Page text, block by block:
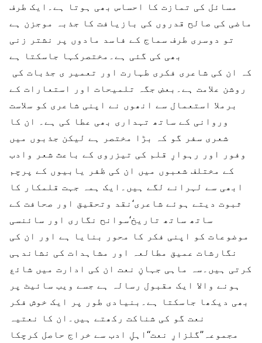
مسائل کی تمازت کا احساس بھی ہوتا ہے۔ایک طرف
ماضی کی صالح قدروں کی بازیافت کا جذبہ موجزن ہے
تو دوسری طرف سماج کے فاسد مادوں پر نشتر زنی
بھی کی گئی ہے۔مختصرکہا جاسکتا ہے
روشن علامت ہے۔بعض جگہ تلمیحات اور استعارات کے
برملا استعمال سے انھوں نے اپنی شاعری کو سلاست
وروانی کے ساتھ تہداری بھی عطا کی ہے۔ ان کا
شعری سفر گو کہ بڑا مختصر ہے لیکن جذبوں میں
وفور اور رہوارِ قلم کی تیزروی کے باعث شعر وادب
کے مختلف شعبوں میں ان کی ظفر یابیوں کے پرچم
ابھی سے لہرانے لگے ہیں۔ایک ہمہ جہت قلمکار کا
ثبوت دیتے ہوئے شاعری‘نقد وتحقیق اور صحافت کے
ساتھ ساتھ تاریخ‘سوانح نگاری اور سائنسی
موضوعات کو اپنی فکر کا محور بنایا ہے اور ان کی
نگارشات عمیق مطالعہ اور مشاہدات کی نشاندہی
کرتی ہیں۔سہ ماہی جہانِ نعت ان کی ادارت میں شائع
ہونے والا ایک مقبول رسالہ ہے جسے ویب سائیٹ پر
بھی دیکھا جاسکتا ہے۔بنیادی طور پر ایک خوش فکر
نعت گو کی شناکت رکھتے ہیں۔ان کا نعتیہ
مجموعہ’’گلزارِ نعت‘‘اہلِ ادب سے خراج حاصل کرچکا